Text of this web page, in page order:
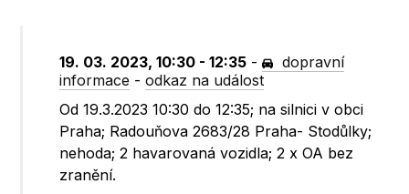
19. 03. 2023, 10:30 - 12:35 -
dopravní
informace -odkaz na událost
Od 19.3.2023 10:30 do 12:35; na silnici v obci
Praha; Radouňova 2683/28 Praha- Stodůlky;
nehoda; 2 havarovaná vozidla; 2 x OA bez
zranění.